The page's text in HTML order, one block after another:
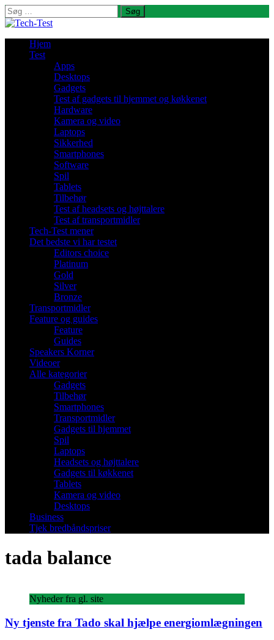
Søg
efter:
Hjem
Test
Apps
Desktops
Gadgets
Test af gadgets til hjemmet og køkkenet
Hardware
Kamera og video
Laptops
Sikkerhed
Smartphones
Software
Spil
Tablets
Tilbehør
Test af headsets og højttalere
Test af transportmidler
Tech-Test mener
Det bedste vi har testet
Editors choice
Platinum
Gold
Silver
Bronze
Transportmidler
Feature og guides
Feature
Guides
Speakers Korner
Videoer
Alle kategorier
Gadgets
Tilbehør
Smartphones
Transportmidler
Gadgets til hjemmet
Spil
Laptops
Headsets og højttalere
Gadgets til køkkenet
Tablets
Kamera og video
Desktops
Business
Tjek bredbåndspriser
tada balance
Nyheder fra gl. site
Ny tjenste fra Tado skal hjælpe energiomlægningen